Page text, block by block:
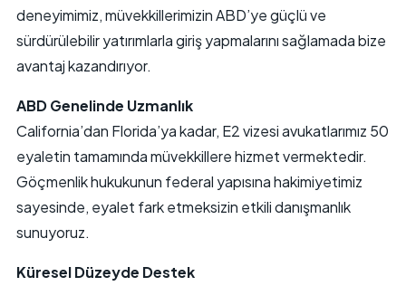
deneyimimiz, müvekkillerimizin ABD’ye güçlü ve
sürdürülebilir yatırımlarla giriş yapmalarını sağlamada bize
avantaj kazandırıyor.
ABD Genelinde Uzmanlık
California’dan Florida’ya kadar, E2 vizesi avukatlarımız 50
eyaletin tamamında müvekkillere hizmet vermektedir.
Göçmenlik hukukunun federal yapısına hakimiyetimiz
sayesinde, eyalet fark etmeksizin etkili danışmanlık
sunuyoruz.
Küresel Düzeyde Destek